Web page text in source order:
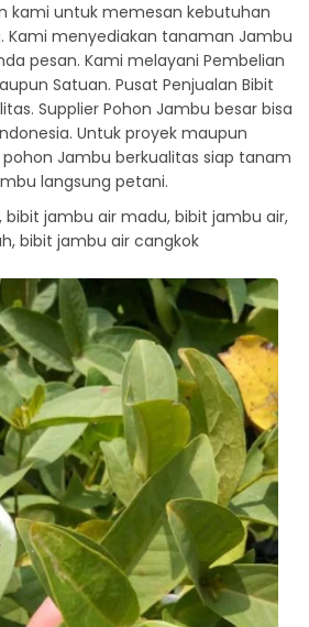
kami untuk memesan kebutuhan
Kami menyediakan tanaman Jambu
pesan. Kami melayani Pembelian
Satuan. Pusat Penjualan Bibit
Supplier Pohon Jambu besar bisa
Untuk proyek maupun
Jambu berkualitas siap tanam
langsung petani.
bibit jambu air madu, bibit jambu air,
bibit jambu air cangkok